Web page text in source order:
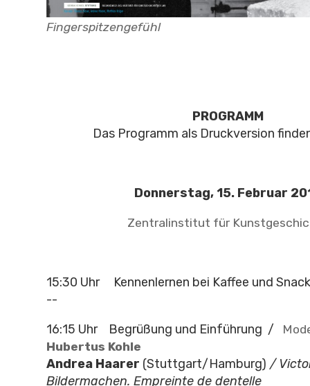
Fingerspitzengefühl
PROGRAMM
Das Programm als Druckversion
Donnerstag, 15. Februar
Zentralinstitut für
15:30 Uhr
Kennenlernen bei Kaffee und
--
16:15 Uhr Begrüßung und Einführung /
Hubertus Kohle
Andrea Haarer (Stuttgart/Hamburg) /
Bildermachen. Empreinte de dentelle